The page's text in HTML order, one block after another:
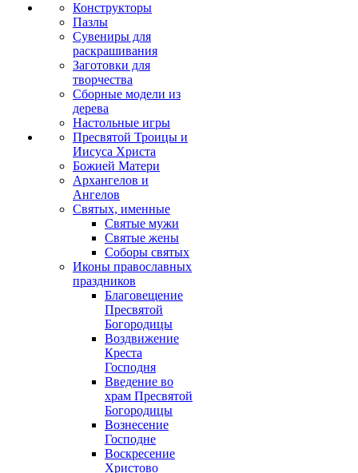
Конструкторы
Пазлы
Сувениры для
раскрашивания
Заготовки для
творчества
Сборные модели из
дерева
Настольные игры
Пресвятой Троицы и
Иисуса Христа
Божией Матери
Архангелов и
Ангелов
Святых, именные
Святые мужи
Святые жены
Соборы святых
Иконы православных
праздников
Благовещение
Пресвятой
Богородицы
Воздвижение
Креста
Господня
Введение во
храм Пресвятой
Богородицы
Вознесение
Господне
Воскресение
Христово